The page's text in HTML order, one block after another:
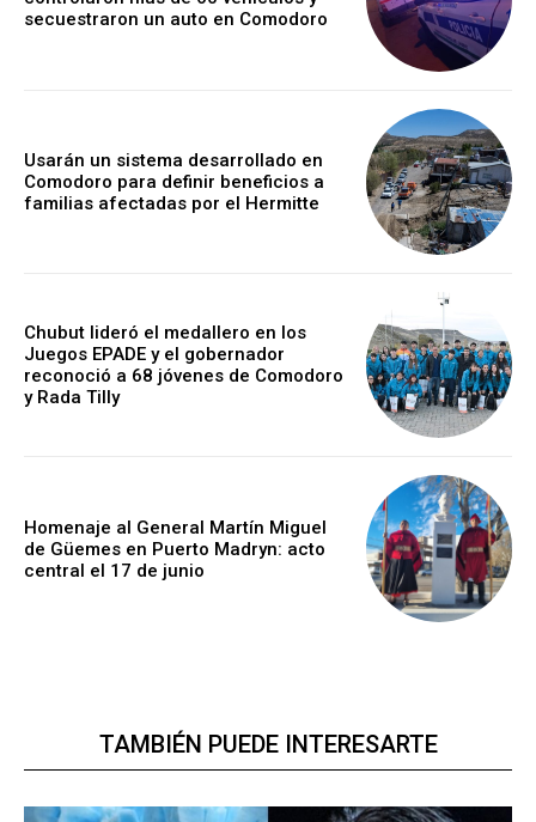
secuestraron un auto en Comodoro
Usarán un sistema desarrollado en
Comodoro para definir beneficios a
familias afectadas por el Hermitte
Chubut lideró el medallero en los
Juegos EPADE y el gobernador
reconoció a 68 jóvenes de Comodoro
y Rada Tilly
Homenaje al General Martín Miguel
de Güemes en Puerto Madryn: acto
central el 17 de junio
TAMBIÉN PUEDE INTERESARTE